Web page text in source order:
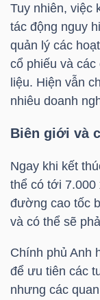
Tuy nhiên, việc
tác động nguy
quản lý các
cổ phiếu và
liệu. Hiện vẫn
nhiêu doanh
Biên giới và
Ngay khi kết
thể có tới 7.000
đường cao tốc
và có thể sẽ
Chính phủ Anh
để ưu tiên các
nhưng các
CỔ
PHIẾU
PHÁI
TRÁI
CÔNG